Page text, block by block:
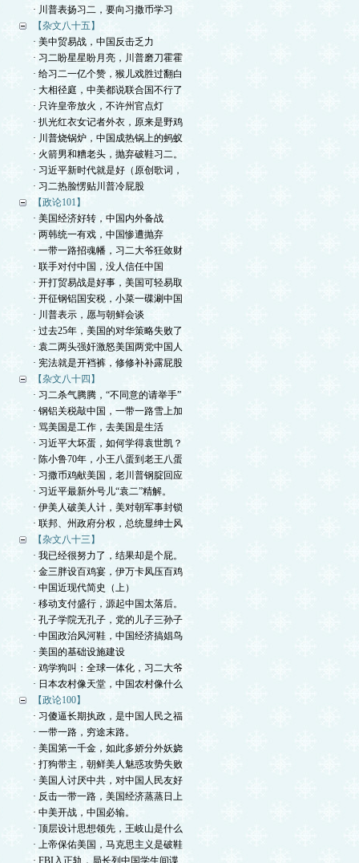
· 川普表扬习二，要向习撒币学习
【杂文八十五】
· 美中贸易战，中国反击乏力
· 习二盼星星盼月亮，川普磨刀霍霍
· 给习二一亿个赞，猴儿戏胜过翻白
· 大相径庭，中美都说联合国不行了
· 只许皇帝放火，不许州官点灯
· 扒光红衣女记者外衣，原来是野鸡
· 川普烧锅炉，中国成热锅上的蚂蚁
· 火箭男和糟老头，抛弃破鞋习二。
· 习近平新时代就是好（原创歌词，
· 习二热脸愣贴川普冷屁股
【政论101】
· 美国经济好转，中国内外备战
· 两韩统一有戏，中国惨遭抛弃
· 一带一路招魂幡，习二大爷狂敛财
· 联手对付中国，没人信任中国
· 开打贸易战是好事，美国可轻易取
· 开征钢铝国安税，小菜一碟涮中国
· 川普表示，愿与朝鲜会谈
· 过去25年，美国的对华策略失败了
· 袁二两头强奸激怒美国两党中国人
· 宪法就是开裆裤，修修补补露屁股
【杂文八十四】
· 习二杀气腾腾，“不同意的请举手”
· 钢铝关税敲中国，一带一路雪上加
· 骂美国是工作，去美国是生活
· 习近平大坏蛋，如何学得袁世凯？
· 陈小鲁70年，小王八蛋到老王八蛋
· 习撒币鸡献美国，老川普钢腚回应
· 习近平最新外号儿“袁二”精解。
· 伊美人破美人计，美对朝军事封锁
· 联邦、州政府分权，总统显绅士风
【杂文八十三】
· 我已经很努力了，结果却是个屁。
· 金三胖设百鸡宴，伊万卡凤压百鸡
· 中国近现代简史（上）
· 移动支付盛行，源起中国太落后。
· 孔子学院无孔子，党的儿子三孙子
· 中国政治风河鞋，中国经济搞娼鸟
· 美国的基础设施建设
· 鸡学狗叫：全球一体化，习二大爷
· 日本农村像天堂，中国农村像什么
【政论100】
· 习傻逼长期执政，是中国人民之福
· 一带一路，穷途末路。
· 美国第一千金，如此多娇分外妖娆
· 打狗带主，朝鲜美人魅惑攻势失败
· 美国人讨厌中共，对中国人民友好
· 反击一带一路，美国经济蒸蒸日上
· 中美开战，中国必输。
· 顶层设计思想领先，王岐山是什么
· 上帝保佑美国，马克思主义是破鞋
· FBI入正轨，局长列中国学生间谍